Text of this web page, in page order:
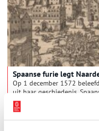
Spaanse furie legt
Op 1 december 1572
uit haar geschiedenis.
onder de bevolking aan,
brand te steken. De Gooise
afschrikwekkend voorbeeld